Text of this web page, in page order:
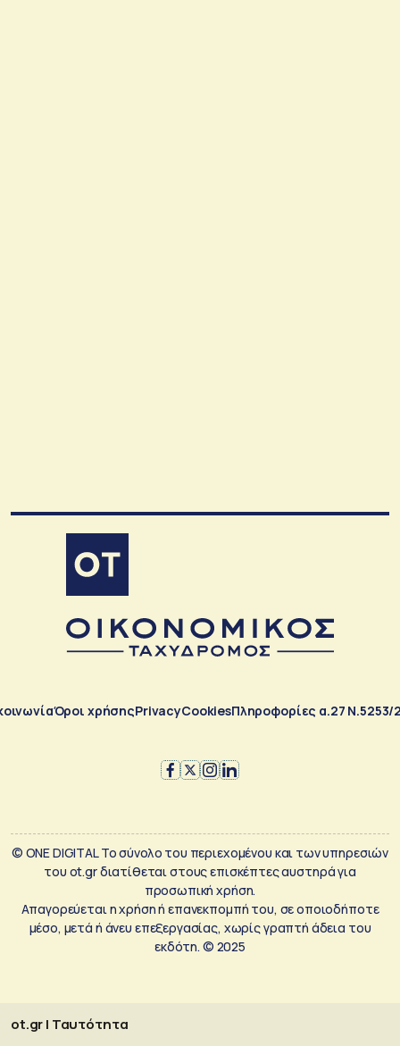
Όροι χρήσηςPrivacyCookiesΠληροφορίες α.27 Ν.5253/
© ONE DIGITAL Το σύνολο του περιεχομένου και των υπηρεσιών
του ot.gr διατίθεται στους επισκέπτες αυστηρά για
προσωπική χρήση.
Απαγορεύεται η χρήση ή επανεκπομπή του, σε οποιοδήποτε
μέσο, μετά ή άνευ επεξεργασίας, χωρίς γραπτή άδεια του
εκδότη. © 2025
ot.gr | Ταυτότητα